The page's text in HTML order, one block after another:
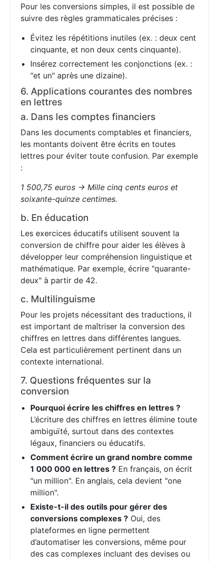
Pour les conversions simples, il est possible de
suivre des règles grammaticales précises :
Évitez les répétitions inutiles (ex. : deux cent
cinquante, et non deux cents cinquante).
Insérez correctement les conjonctions (ex. :
"et un" après une dizaine).
6. Applications courantes des nombres
en lettres
a. Dans les comptes financiers
Dans les documents comptables et financiers,
les montants doivent être écrits en toutes
lettres pour éviter toute confusion. Par exemple
:
1 500,75 euros → Mille cinq cents euros et
soixante-quinze centimes.
b. En éducation
Les exercices éducatifs utilisent souvent la
conversion de chiffre pour aider les élèves à
développer leur compréhension linguistique et
mathématique. Par exemple, écrire "quarante-
deux" à partir de 42.
c. Multilinguisme
Pour les projets nécessitant des traductions, il
est important de maîtriser la conversion des
chiffres en lettres dans différentes langues.
Cela est particulièrement pertinent dans un
contexte international.
7. Questions fréquentes sur la
conversion
Pourquoi écrire les chiffres en lettres ?
L’écriture des chiffres en lettres élimine toute
ambiguïté, surtout dans des contextes
légaux, financiers ou éducatifs.
Comment écrire un grand nombre comme
1 000 000 en lettres ? En français, on écrit
"un million". En anglais, cela devient "one
million".
Existe-t-il des outils pour gérer des
conversions complexes ? Oui, des
plateformes en ligne permettent
d’automatiser les conversions, même pour
des cas complexes incluant des devises ou